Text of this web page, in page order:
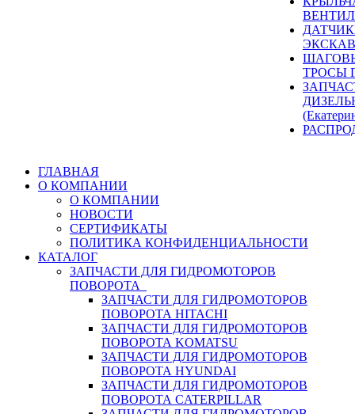
ТРОСЫ
ГЛАВНАЯ
О КОМПАНИИ
О КОМПАНИИ
НОВОСТИ
СЕРТИФИКАТЫ
ПОЛИТИКА КОНФИДЕНЦИАЛЬНОСТИ
КАТАЛОГ
ЗАПЧАСТИ ДЛЯ ГИДРОМОТОРОВ
ПОВОРОТА
ЗАПЧАСТИ ДЛЯ ГИДРОМОТОРОВ
ПОВОРОТА HITACHI
ЗАПЧАСТИ ДЛЯ ГИДРОМОТОРОВ
ПОВОРОТА KOMATSU
ЗАПЧАСТИ ДЛЯ ГИДРОМОТОРОВ
ПОВОРОТА HYUNDAI
ЗАПЧАСТИ ДЛЯ ГИДРОМОТОРОВ
ПОВОРОТА CATERPILLAR